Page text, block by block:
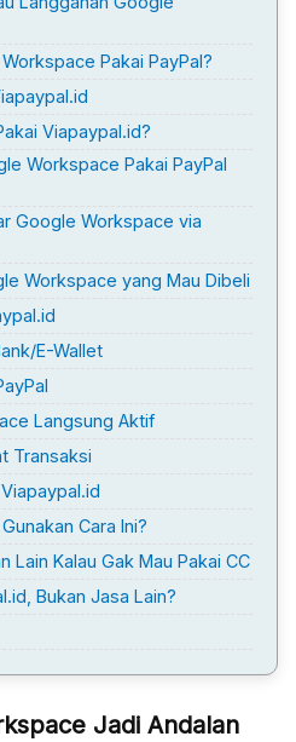
Pakai PayPal?
Viapaypal.id?
Workspace Pakai PayPal
Google Workspace via
Workspace yang Mau Dibeli
E-Wallet
Langsung Aktif
Transaksi
Cara Ini?
Lain Kalau Gak Mau Pakai CC
Bukan Jasa Lain?
Jadi Andalan